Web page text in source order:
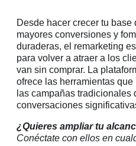
Desde hacer crecer tu
mayores conversiones y
duraderas, el remarketing
para volver a atraer a los
van sin comprar. La
ofrece las herramientas
las campañas tradicionales
conversaciones
¿Quieres ampliar tu
Conéctate con ellos en